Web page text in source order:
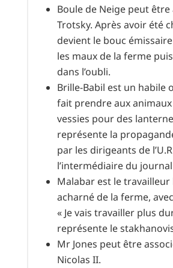
Boule de Neige peut être
Trotsky. Après avoir été
devient le bouc
les maux de la ferme
dans l’oubli.
Brille-Babil est un habile
fait prendre aux animaux
vessies pour des
représente la
par les dirigeants de
l’intermédiaire du
Malabar est le travailleur
acharné de la ferme,
« Je vais travailler plus
représente le
Mr Jones peut être
Nicolas II.